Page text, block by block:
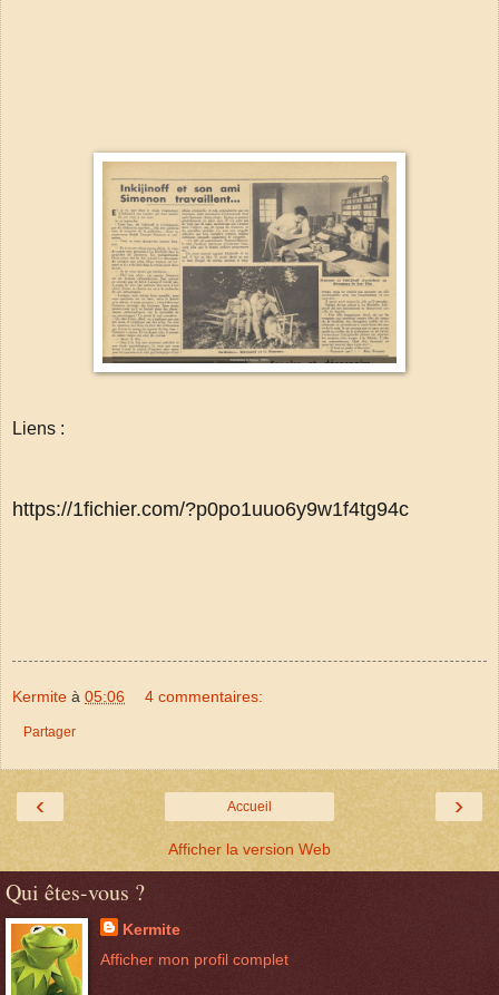
Liens :
https://1fichier.com/?p0po1uuo6y9w1f4tg94c
Kermite à 05:06 4 commentaires:
Partager
‹ ›
Accueil
Afficher la version Web
Qui êtes-vous ?
Kermite
Afficher mon profil complet